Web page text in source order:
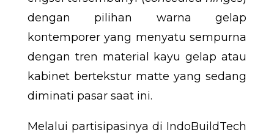
dengan pilihan warna gelap
kontemporer yang menyatu sempurna
dengan tren material kayu gelap atau
kabinet bertekstur matte yang sedang
diminati pasar saat ini.
Melalui partisipasinya di IndoBuildTech